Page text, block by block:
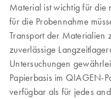
Material ist wichtig für die
für die Probennahme
Transport der Materialien
zuverlässige
Untersuchungen
Papierbasis im QIAGEN-
verfügbar als für jedes